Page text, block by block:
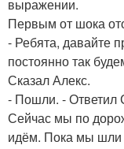
выражении.
Первым от шока
- Ребята, давайте
постоянно так
Сказал Алекс.
- Пошли. - Ответил
Сейчас мы по
идём. Пока мы шли